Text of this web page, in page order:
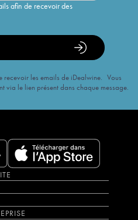
afin de recevoir des
recevoir les emails de iDealwine. Vous
via le lien présent dans chaque message.